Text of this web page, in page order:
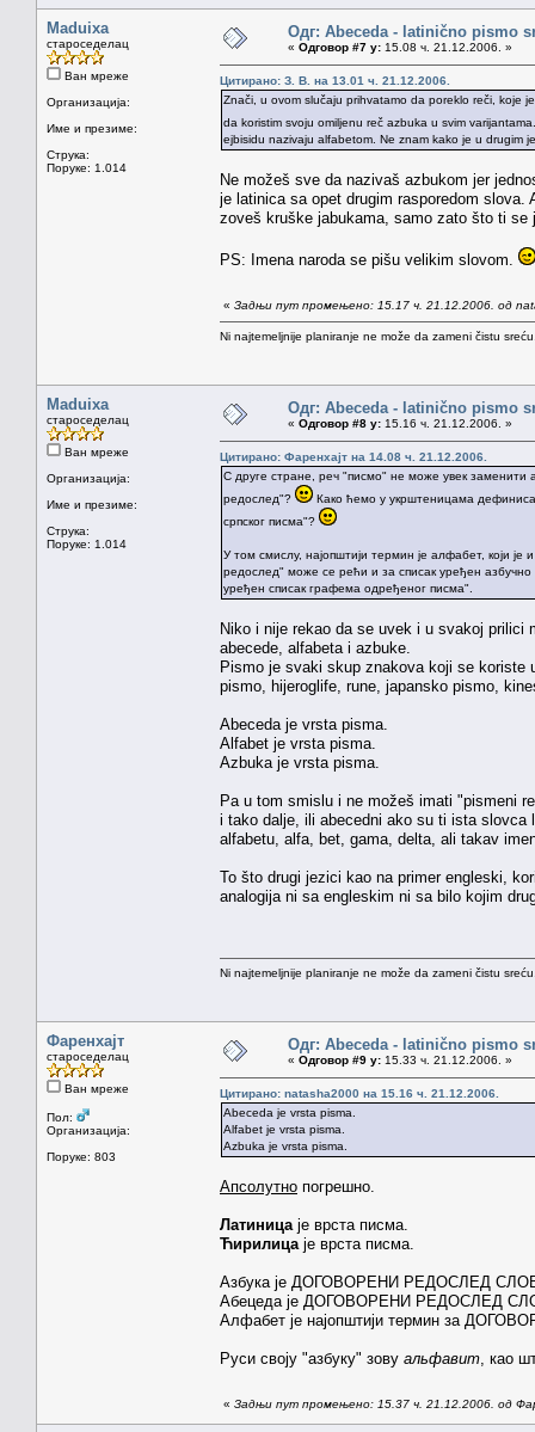
Maduixa
староседелац
Ван мреже
Организација:
Име и презиме:
Струка:
Поруке: 1.014
Одг: Abeceda - latinično pismo
« Одговор #7 у: 15.08 ч. 21.12.2006. »
Цитирано: З. В. на 13.01 ч. 21.12.2006.
Znači, u ovom slučaju prihvatamo da poreklo reči, koje
da koristim svoju omiljenu reč azbuka u svim
ejbisidu nazivaju alfabetom. Ne znam kako je u drugim
Ne možeš sve da nazivaš azbukom jer
je latinica sa opet drugim rasporedom
zoveš kruške jabukama, samo zato što ti se
PS: Imena naroda se pišu velikim slovom.
« Задњи пут промењено: 15.17 ч. 21.12.2006. од
Ni najtemeljnije planiranje ne može da zameni čistu
Maduixa
староседелац
Ван мреже
Организација:
Име и презиме:
Струка:
Поруке: 1.014
Одг: Abeceda - latinično pismo
« Одговор #8 у: 15.16 ч. 21.12.2006. »
Цитирано: Фаренхајт на 14.08 ч. 21.12.2006.
С друге стране, реч "писмо" не може увек заменити
редослед"?
Како ћемо у укрштеницама
српског писма"?
У том смислу, најопштији термин је алфабет, који
редослед" може се рећи и за списак уређен
уређен списак графема одређеног писма".
Niko i nije rekao da se uvek i u svakoj prilici
abecede, alfabeta i azbuke.
Pismo je svaki skup znakova koji se koriste
pismo, hijeroglife, rune, japansko pismo,
Abeceda je vrsta pisma.
Alfabet je vrsta pisma.
Azbuka je vrsta pisma.
Pa u tom smislu i ne možeš imati "pismeni
i tako dalje, ili abecedni ako su ti ista slovca
alfabetu, alfa, bet, gama, delta, ali takav
To što drugi jezici kao na primer engleski,
analogija ni sa engleskim ni sa bilo kojim
Ni najtemeljnije planiranje ne može da zameni čistu
Фаренхајт
староседелац
Ван мреже
Пол:
Организација:
Поруке: 803
Одг: Abeceda - latinično pismo
« Одговор #9 у: 15.33 ч. 21.12.2006. »
Цитирано: natasha2000 на 15.16 ч. 21.12.2006.
Abeceda je vrsta pisma.
Alfabet je vrsta pisma.
Azbuka je vrsta pisma.
Апсолутно погрешно.
Латиница је врста писма.
Ћирилица је врста писма.
Азбука је ДОГОВОРЕНИ РЕДОСЛЕД СЛОВА
Абецеда је ДОГОВОРЕНИ РЕДОСЛЕД СЛОВА
Алфабет је најопштији термин за
Руси своју "азбуку" зову альфавит , као
« Задњи пут промењено: 15.37 ч. 21.12.2006. од